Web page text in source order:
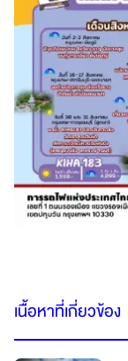
เนื้อหาที่เกี่ยวข้อง